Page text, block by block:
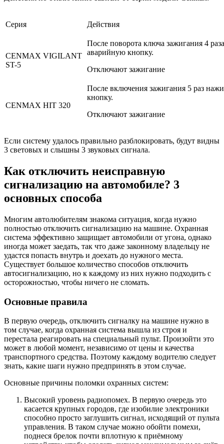
Серия Действия
CENMAX VIGILANT
ST-5
После поворота ключа зажигания 4
аварийную кнопку.
Отключают зажигание
CENMAX HIT 320
После включения зажигания 5 раз
кнопку.
Отключают зажигание
Если систему удалось правильно разблокировать, будут видны
3 световых и слышны 3 звуковых сигнала.
Как отключить неисправную
сигнализацию на автомобиле? 3
основных способа
Многим автолюбителям знакома ситуация, когда нужно
полностью отключить сигнализацию на машине. Охранная
система эффективно защищает автомобили от угона, однако
иногда может заедать, так что даже законному владельцу не
удастся попасть внутрь и доехать до нужного места.
Существует большое количество способов отключить
автосигнализацию, но к каждому из них нужно подходить с
осторожностью, чтобы ничего не сломать.
Основные правила
В первую очередь, отключить сигналку на машине нужно в
том случае, когда охранная система вышла из строя и
перестала реагировать на специальный пульт. Произойти это
может в любой момент, независимо от цены и качества
транспортного средства. Поэтому каждому водителю следует
знать, какие шаги нужно предпринять в этом случае.
Основные причины поломки охранных систем:
Высокий уровень радиопомех. В первую очередь это
касается крупных городов, где изобилие электроники
способно просто заглушить сигнал, исходящий от пульта
управления. В таком случае можно обойти помехи,
поднеся брелок почти вплотную к приёмному